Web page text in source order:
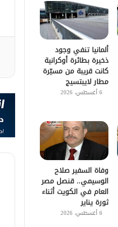
ألمانيا تنفي وجود
ذخيرة بطائرة أوكرانية
كانت قريبة من مسيّرة
مطار لايبتسيج
6 أغسطس، 2026
وفاة السفير صلاح
الوسيمي.. قنصل مصر
العام في الكويت أثناء
ثورة يناير
6 أغسطس، 2026